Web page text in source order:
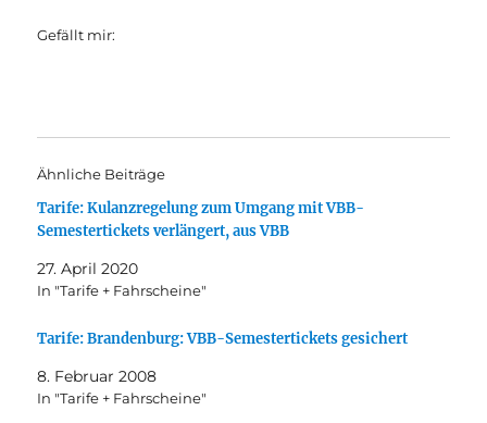
Gefällt mir:
Ähnliche Beiträge
Tarife: Kulanzregelung zum Umgang mit VBB-
Semestertickets verlängert, aus VBB
27. April 2020
In "Tarife + Fahrscheine"
Tarife: Brandenburg: VBB-Semestertickets gesichert
8. Februar 2008
In "Tarife + Fahrscheine"